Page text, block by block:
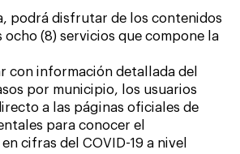
podrá disfrutar de los contenidos
ocho (8) servicios que compone la
con información detallada del
por municipio, los usuarios
a las páginas oficiales de
para conocer el
cifras del COVID-19 a nivel